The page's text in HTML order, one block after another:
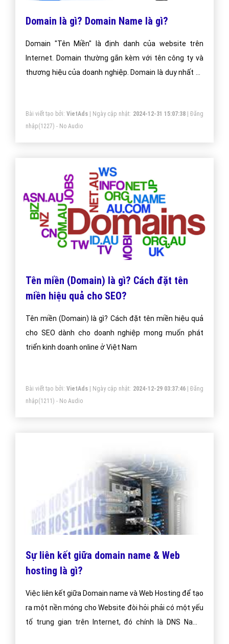
Domain là gì? Domain Name là gì?
Domain "Tên Miền" là định danh của website trên
Internet. Domain thường gắn kèm với tên công ty và
thương hiệu của doanh nghiệp. Domain là duy nhất và
Bài viết tạo bởi: VietAds| Ngày cập nhật: 2024-12-31 15:07:38|Đăng
nhập(1227) - No Audio
Tên miền (Domain) là gì? Cách đặt tên
miền hiệu quả cho SEO?
Tên miền (Domain) là gì? Cách đặt tên miền hiệu quả
cho SEO dành cho doanh nghiệp mong muốn phát
triển kinh doanh online ở Việt Nam
Bài viết tạo bởi: VietAds| Ngày cập nhật: 2024-12-29 03:37:46|Đăng
nhập(1211) - No Audio
Sự liên kết giữa domain name & Web
hosting là gì?
Việc liên kết giữa Domain name và Web Hosting để tạo
ra một nền móng cho Website đòi hỏi phải có một yếu
tố trung gian trên Internet, đó chính là DNS Name